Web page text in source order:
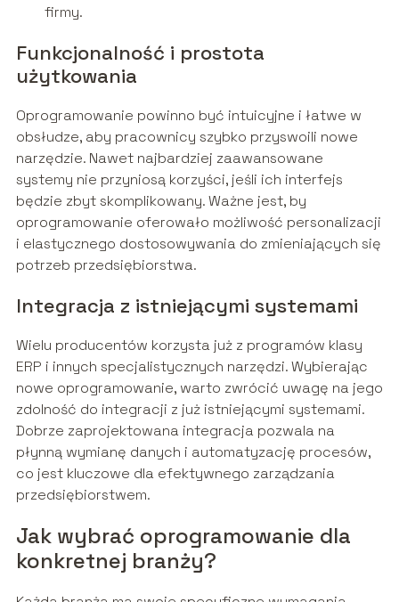
firmy.
Funkcjonalność i prostota
użytkowania
Oprogramowanie powinno być intuicyjne i łatwe w
obsłudze, aby pracownicy szybko przyswoili nowe
narzędzie. Nawet najbardziej zaawansowane
systemy nie przyniosą korzyści, jeśli ich interfejs
będzie zbyt skomplikowany. Ważne jest, by
oprogramowanie oferowało możliwość personalizacji
i elastycznego dostosowywania do zmieniających się
potrzeb przedsiębiorstwa.
Integracja z istniejącymi systemami
Wielu producentów korzysta już z programów klasy
ERP i innych specjalistycznych narzędzi. Wybierając
nowe oprogramowanie, warto zwrócić uwagę na jego
zdolność do integracji z już istniejącymi systemami.
Dobrze zaprojektowana integracja pozwala na
płynną wymianę danych i automatyzację procesów,
co jest kluczowe dla efektywnego zarządzania
przedsiębiorstwem.
Jak wybrać oprogramowanie dla
konkretnej branży?